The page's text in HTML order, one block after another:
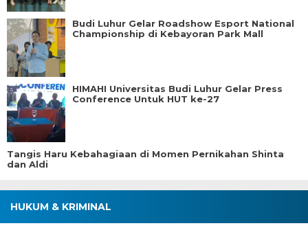
Budi Luhur Gelar Roadshow Esport National
Championship di Kebayoran Park Mall
HIMAHI Universitas Budi Luhur Gelar Press
Conference Untuk HUT ke-27
Tangis Haru Kebahagiaan di Momen Pernikahan Shinta
dan Aldi
HUKUM & KRIMINAL